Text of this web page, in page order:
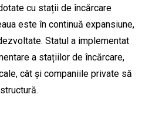
cu stații de încărcare
este în continuă expansiune,
Statul a implementat
a stațiilor de încărcare,
cât și companiile private să